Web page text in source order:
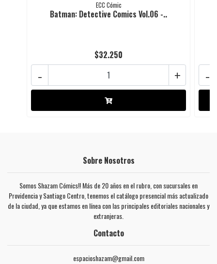
ECC Cómic
Batman: Detective Comics Vol.06 -..
$32.250
+
- -
Sobre Nosotros
Somos Shazam Cómics!! Más de 20 años en el rubro, con sucursales en
Providencia y Santiago Centro, tenemos el catálogo presencial más actualizado
de la ciudad, ya que estamos en línea con las principales editoriales nacionales y
extranjeras.
Contacto
espacioshazam@gmail.com